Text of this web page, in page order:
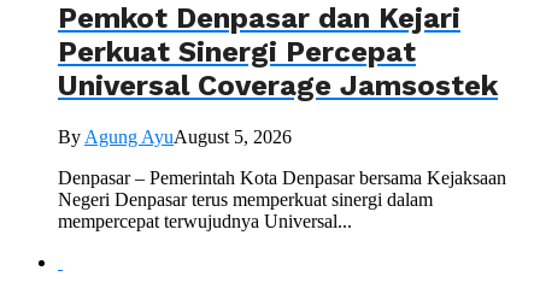
Pemkot Denpasar dan Kejari
Perkuat Sinergi Percepat
Universal Coverage Jamsostek
By Agung AyuAugust 5, 2026
Denpasar – Pemerintah Kota Denpasar bersama Kejaksaan
Negeri Denpasar terus memperkuat sinergi dalam
mempercepat terwujudnya Universal...